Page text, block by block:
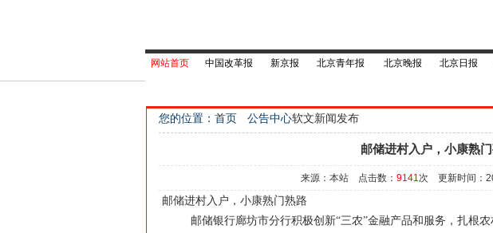
网站首页 中国改革报 新京报 北京青年报 北京晚报 北京日报
您的位置：首页 公告中心软文新闻发布
邮储进村入户，小康熟
来源：本站 点击数： 9141次 更新时间：
邮储进村入户，小康熟门熟路
邮储银行廊坊市分行积极创新“三农”金融产品和服务，扎根